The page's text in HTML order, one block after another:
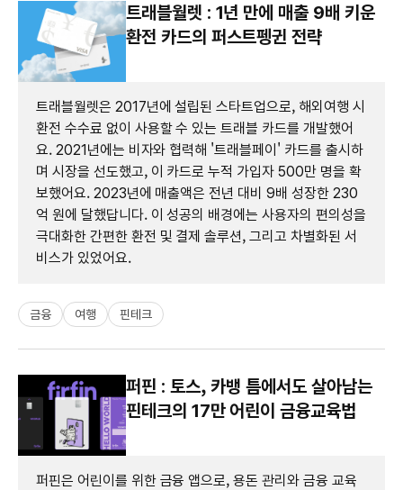
트래블월렛 : 1년 만에 매출 9배 키운
환전 카드의 퍼스트펭귄 전략
트래블월렛은 2017년에 설립된 스타트업으로, 해외여행 시
환전 수수료 없이 사용할 수 있는 트래블 카드를 개발했어
요. 2021년에는 비자와 협력해 '트래블페이' 카드를 출시하
며 시장을 선도했고, 이 카드로 누적 가입자 500만 명을 확
보했어요. 2023년에 매출액은 전년 대비 9배 성장한 230
억 원에 달했답니다. 이 성공의 배경에는 사용자의 편의성을
극대화한 간편한 환전 및 결제 솔루션, 그리고 차별화된 서
비스가 있었어요.
금융 여행 핀테크
퍼핀 : 토스, 카뱅 틈에서도 살아남는
핀테크의 17만 어린이 금융교육법
퍼핀은 어린이를 위한 금융 앱으로, 용돈 관리와 금융 교육